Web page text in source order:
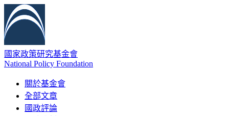
國家政策研究基金會
National Policy Foundation
關於基金會
全部文章
國政評論